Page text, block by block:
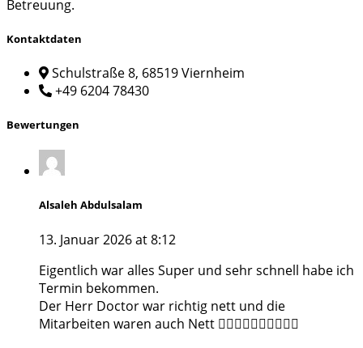
Betreuung.
Kontaktdaten
Schulstraße 8, 68519 Viernheim
+49 6204 78430
Bewertungen
Alsaleh Abdulsalam
13. Januar 2026 at 8:12
Eigentlich war alles Super und sehr schnell habe ich
Termin bekommen.
Der Herr Doctor war richtig nett und die
Mitarbeiten waren auch Nett 👍🏻👍🏻👍🏻👍🏻👍🏻